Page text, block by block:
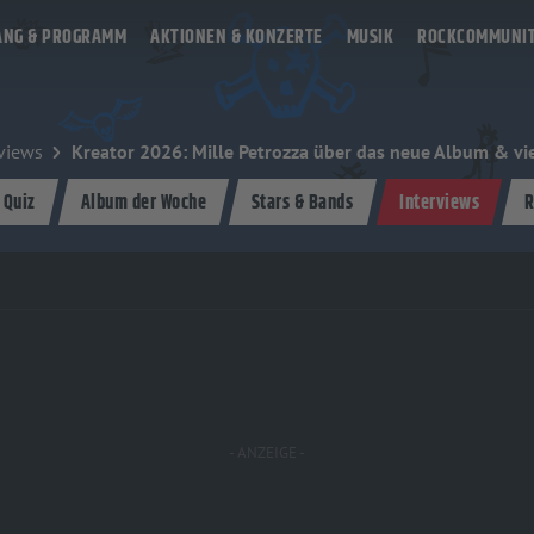
& PROGRAMM AKTIONEN & KONZERTE MUSIK
Kreator 2026: Mille Petrozza über das neue Album &
Album der Woche Stars & Bands Interviews